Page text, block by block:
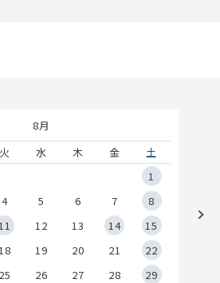
8月
火 水 木 金
土
1
4 5 6 7
8
11 12 13 14
15
18 19 20 21
22
25 26 27 28
29